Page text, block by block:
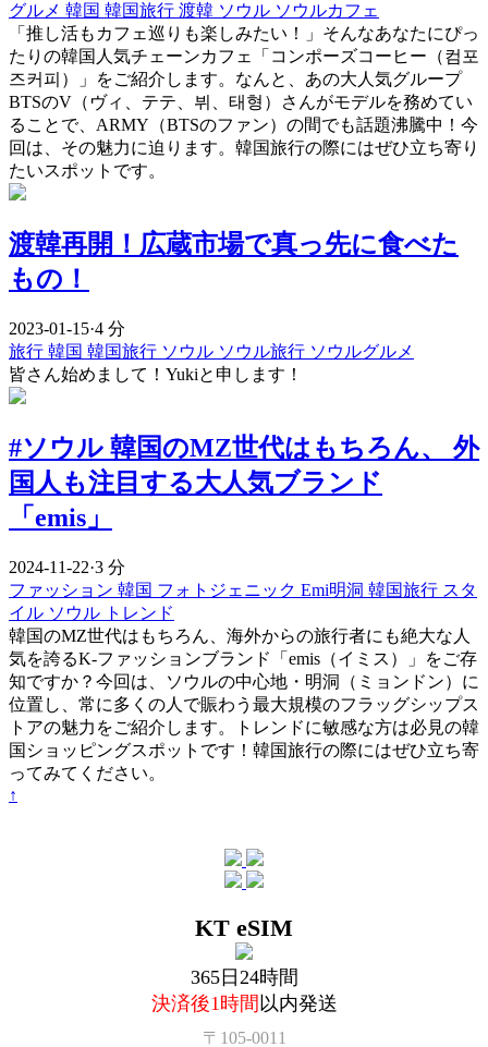
グルメ 韓国 韓国旅行 渡韓 ソウル ソウルカフェ
「推し活もカフェ巡りも楽しみたい！」そんなあなたにぴっ
たりの韓国人気チェーンカフェ「コンポーズコーヒー（컴포
즈커피）」をご紹介します。なんと、あの大人気グループ
BTSのV（ヴィ、テテ、뷔、태형）さんがモデルを務めてい
ることで、ARMY（BTSのファン）の間でも話題沸騰中！今
回は、その魅力に迫ります。韓国旅行の際にはぜひ立ち寄り
たいスポットです。
渡韓再開！広蔵市場で真っ先に食べた
もの！
2023-01-15·4 分
旅行 韓国 韓国旅行 ソウル ソウル旅行 ソウルグルメ
皆さん始めまして！Yukiと申します！
#ソウル 韓国のMZ世代はもちろん、 外
国人も注目する大人気ブランド
「emis」
2024-11-22·3 分
ファッション 韓国 フォトジェニック Emi明洞 韓国旅行 スタ
イル ソウル トレンド
韓国のMZ世代はもちろん、海外からの旅行者にも絶大な人
気を誇るK-ファッションブランド「emis（イミス）」をご存
知ですか？今回は、ソウルの中心地・明洞（ミョンドン）に
位置し、常に多くの人で賑わう最大規模のフラッグシップス
トアの魅力をご紹介します。トレンドに敏感な方は必見の韓
国ショッピングスポットです！韓国旅行の際にはぜひ立ち寄
ってみてください。
↑
KT eSIM
365日24時間
決済後1時間以内発送
〒105-0011